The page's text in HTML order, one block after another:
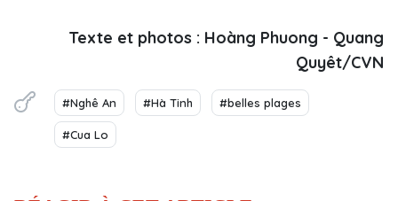
Texte et photos : Hoàng Phuong - Quang
Quyêt/CVN
#Nghê An #Hà Tinh #belles plages
#Cua Lo